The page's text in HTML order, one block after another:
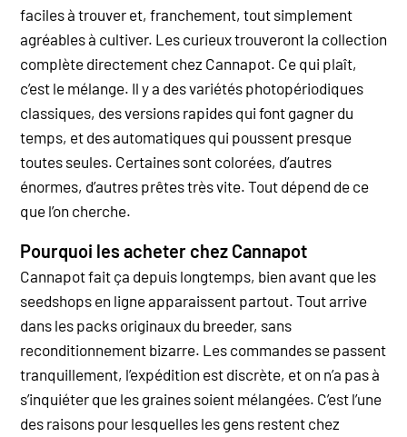
faciles à trouver et, franchement, tout simplement
agréables à cultiver. Les curieux trouveront la collection
complète directement chez Cannapot. Ce qui plaît,
c’est le mélange. Il y a des variétés photopériodiques
classiques, des versions rapides qui font gagner du
temps, et des automatiques qui poussent presque
toutes seules. Certaines sont colorées, d’autres
énormes, d’autres prêtes très vite. Tout dépend de ce
que l’on cherche.
Pourquoi les acheter chez Cannapot
Cannapot fait ça depuis longtemps, bien avant que les
seedshops en ligne apparaissent partout. Tout arrive
dans les packs originaux du breeder, sans
reconditionnement bizarre. Les commandes se passent
tranquillement, l’expédition est discrète, et on n’a pas à
s’inquiéter que les graines soient mélangées. C’est l’une
des raisons pour lesquelles les gens restent chez